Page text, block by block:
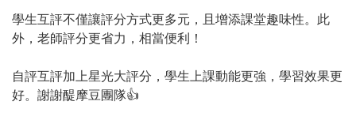
學生互評不僅讓評分方式更多元，且增添課堂趣味性。此
外，老師評分更省力，相當便利！
自評互評加上星光大評分，學生上課動能更強，學習效果更
好。謝謝醍摩豆團隊👍